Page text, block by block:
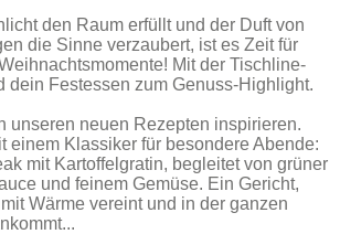
den Raum erfüllt und der Duft von
die Sinne verzaubert, ist es Zeit für
Mit der Tischline-
dein Festessen zum Genuss-Highlight.
unseren neuen Rezepten inspirieren.
einem Klassiker für besondere Abende:
mit Kartoffelgratin, begleitet von grüner
und feinem Gemüse. Ein Gericht,
Wärme vereint und in der ganzen